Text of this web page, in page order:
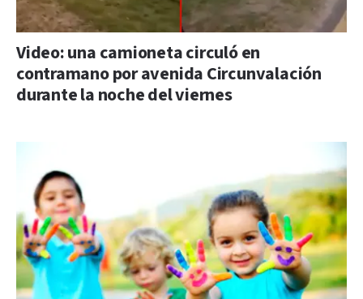
Video: una camioneta circuló en
contramano por avenida Circunvalación
durante la noche del viernes